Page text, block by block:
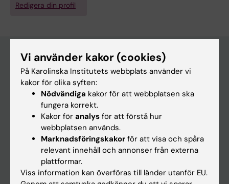
Redigera din profil
Huvudmeny
Utbildning
Forskarutbildning
Forskning
På gång
Vi använder kakor (cookies)
På Karolinska Institutets webbplats använder vi
kakor för olika syften:
Nödvändiga kakor för att webbplatsen ska
fungera korrekt.
Kakor för analys för att förstå hur
webbplatsen används.
Marknadsföringskakor för att visa och spåra
relevant innehåll och annonser från externa
plattformar.
Viss information kan överföras till länder utanför EU.